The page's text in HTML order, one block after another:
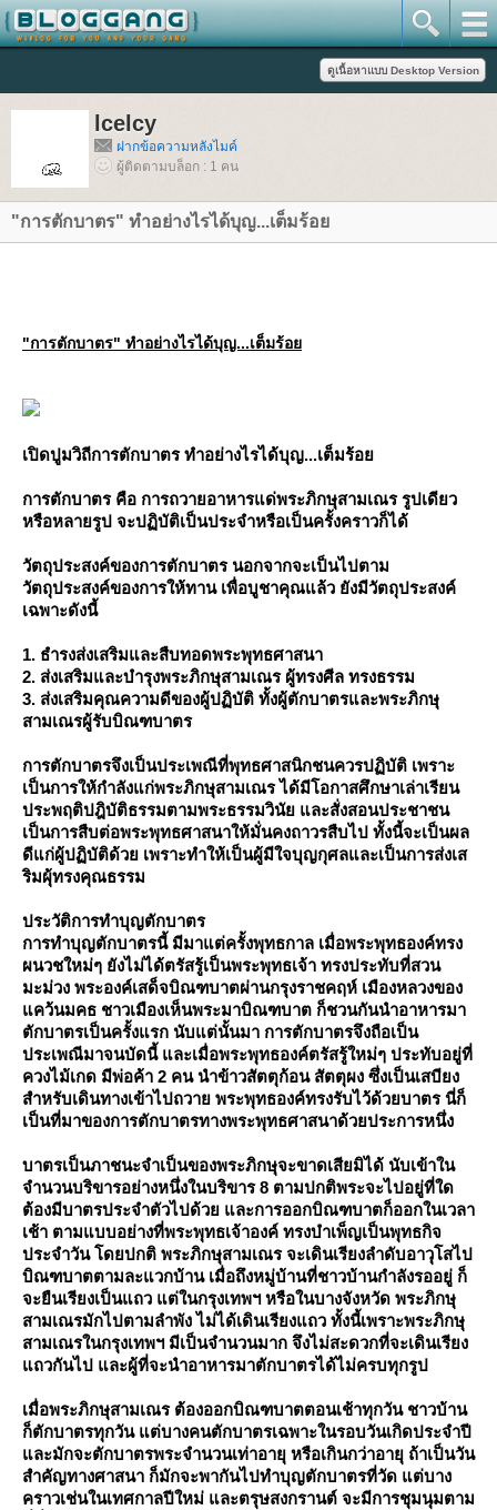
lcelcy
ฝากข้อความหลังไมค์
ผู้ติดตามบล็อก : 1 คน
"การตักบาตร" ทำอย่างไรได้บุญ...เต็มร้อ
"การตักบาตร" ทำอย่างไรได้บุญ...เต็มร้อ
เปิดปูมวิถีการตักบาตร ทำอย่างไรได้บุญ...เต็มร้อ
การตักบาตร คือ การถวายอาหารแด่พระภิกษุสามเณร รูปเดียว
หรือหลายรูป จะปฏิบัติเป็นประจำหรือเป็นครั้งคราวก็ได้
วัตถุประสงค์ของการตักบาตร นอกจากจะเป็นไปตาม
วัตถุประสงค์ของการให้ทาน เพื่อบูชาคุณแล้ว ยังมีวัตถุประสงค์
เฉพาะดังนี้
1. ธำรงส่งเสริมและสืบทอดพระพุทธศาสนา
2. ส่งเสริมและบำรุงพระภิกษุสามเณร ผู้ทรงศีล ทรงธรรม
3. ส่งเสริมคุณความดีของผู้ปฏิบัติ ทั้งผู้ตักบาตรและพระภิกษุ
สามเณรผู้รับบิณฑบาตร
การตักบาตรจึงเป็นประเพณีที่พุทธศาสนิกชนควรปฏิบัติ เพราะ
เป็นการให้กำลังแก่พระภิกษุสามเณร ได้มีโอกาสศึกษาเล่าเรียน
ประพฤติปฎิบัติธรรมตามพระธรรมวินัย และสั่งสอนประชาชน
เป็นการสืบต่อพระพุทธศาสนาให้มั่นคงถาวรสืบไป ทั้งนี้จะเป็นผล
ดีแก่ผู้ปฏิบัติด้วย เพราะทำให้เป็นผู้มีใจบุญกุศลและเป็นการส่งเส
ริมผุ้ทรงคุณธรรม
ประวัติการทำบุญตักบาตร
การทำบุญตักบาตรนี้ มีมาแต่ครั้งพุทธกาล เมื่อพระพุทธองค์ทรง
ผนวชใหม่ๆ ยังไม่ได้ตรัสรู้เป็นพระพุทธเจ้า ทรงประทับที่สวน
มะม่วง พระองค์เสด็จบิณฑบาตผ่านกรุงราชคฤห์ เมืองหลวงของ
คว้นมคธ ชาวเมืองเห็นพระมาบิณฑบาต ก็ชวนกันนำอาหารมา
ตักบาตรเป็นครั้งแรก นับแต่นั้นมา การตักบาตรจึงถือเป็น
ประเพณีมาจนบัดนี้ และเมื่อพระพุทธองค์ตรัสรู้ใหม่ๆ ประทับอยู่ที่
ควงไม้เกด มีพ่อค้า 2 คน นำข้าวสัตตุก้อน สัตตุผง ซึ่งเป็นเสบียง
สำหรับเดินทางเข้าไปถวาย พระพุทธองค์ทรงรับไว้ด้วยบาตร นี่ก็
เป็นที่มาของการตักบาตรทางพระพุทธศาสนาด้วยประการหนึ่ง
บาตรเป็นภาชนะจำเป็นของพระภิกษุจะขาดเสียมิได้ นับเข้าใน
จำนวนบริขารอย่างหนึ่งในบริขาร 8 ตามปกติพระจะไปอยู่ที่ใด
ต้องมีบาตรประจำตัวไปด้วย และการออกบิณฑบาตก็ออกในเวลา
เช้า ตามแบบอย่างที่พระพุทธเจ้าองค์ ทรงบำเพ็ญเป็นพุทธกิจ
ประจำวัน โดยปกติ พระภิกษุสามเณร จะเดินเรียงลำดับอาวุโสไป
บิณฑบาตตามละแวกบ้าน เมื่อถึงหมู่บ้านที่ชาวบ้านกำลังรออยู่ ก็
จะยืนเรียงเป็นแถว แต่ในกรุงเทพฯ หรือในบางจังหวัด พระภิกษุ
สามเณรมักไปตามลำพัง ไม่ได้เดินเรียงแถว ทั้งนี้เพราะพระภิกษุ
สามเณรในกรุงเทพฯ มีเป็นจำนวนมาก จึงไม่สะดวกที่จะเดินเรียง
ถวกันไป และผู้ที่จะนำอาหารมาตักบาตรได้ไม่ครบทุกรูป
เมื่อพระภิกษุสามเณร ต้องออกบิณฑบาตตอนเช้าทุกวัน ชาวบ้าน
ก็ตักบาตรทุกวัน แต่บางคนตักบาตรเฉพาะในรอบวันเกิดประจำปี
ละมักจะตักบาตรพระจำนวนเท่าอายุ หรือเกินกว่าอายุ ถ้าเป็นวัน
สำคัญทางศาสนา ก็มักจะพากันไปทำบุญตักบาตรที่วัด แต่บาง
คราวเช่นในเทศกาลปีใหม่ และตรุษสงกรานต์ จะมีการชุมนุมตาม